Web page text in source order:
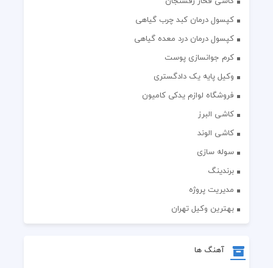
کپسول درمان کبد چرب گیاهی
کپسول درمان درد معده گیاهی
کرم جوانسازی پوست
وکیل پایه یک دادگستری
فروشگاه لوازم یدکی کامیون
کاشی البرز
کاشی الوند
سوله سازی
برندینگ
مدیریت پروژه
بهترین وکیل تهران
آهنگ ها